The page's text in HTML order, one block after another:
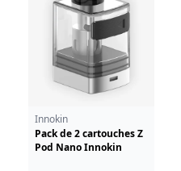
Innokin
Pack de 2 cartouches Z
Pod Nano Innokin